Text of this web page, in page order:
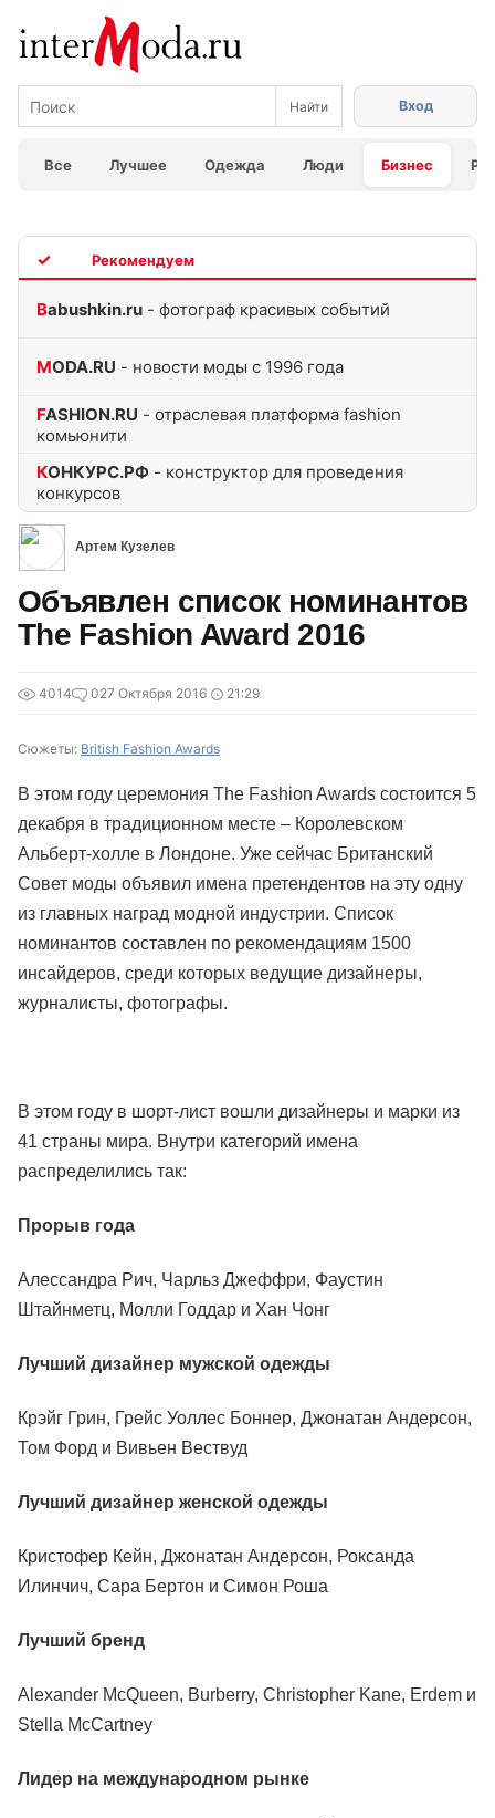
Все Лучшее Одежда Люди Бизнес
Вход
Babushkin.ru - фотограф красивых событий
MODA.RU - новости моды с 1996 года
FASHION.RU - отраслевая платформа fashion
комьюнити
КОНКУРС.РФ - конструктор для проведения
конкурсов
Артем Кузелев
Объявлен список номинантов
The Fashion Award 2016
4014 027 Октября 2016 21:29
Сюжеты: British Fashion Awards
В этом году церемония The Fashion Awards состоится 5
декабря в традиционном месте – Королевском
Альберт-холле в Лондоне. Уже сейчас Британский
Совет моды объявил имена претендентов на эту одну
из главных наград модной индустрии. Список
номинантов составлен по рекомендациям 1500
инсайдеров, среди которых ведущие дизайнеры,
журналисты, фотографы.
В этом году в шорт-лист вошли дизайнеры и марки из
41 страны мира. Внутри категорий имена
распределились так:
Прорыв года
Алессандра Рич, Чарльз Джеффри, Фаустин
Штайнметц, Молли Годдар и Хан Чонг
Лучший дизайнер мужской одежды
Крэйг Грин, Грейс Уоллес Боннер, Джонатан Андерсон,
Том Форд и Вивьен Вествуд
Лучший дизайнер женской одежды
Кристофер Кейн, Джонатан Андерсон, Роксанда
Илинчич, Сара Бертон и Симон Роша
Лучший бренд
Alexander McQueen, Burberry, Christopher Kane, Erdem и
Stella McCartney
Лидер на международном рынке